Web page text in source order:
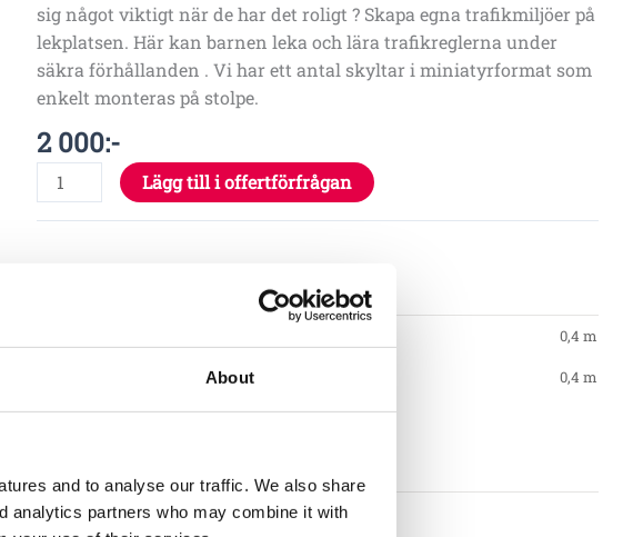
About
and to analyse our traffic. We also share
analytics partners who may combine it with
sig något viktigt när de har det roligt ? Skapa egna trafikmiljöer på
lekplatsen. Här kan barnen leka och lära trafikreglerna under
säkra förhållanden . Vi har ett antal skyltar i miniatyrformat som
enkelt monteras på stolpe.
2 000:-
Lägg till i offertförfrågan
0,4 m
0,4 m
Garantivillkor